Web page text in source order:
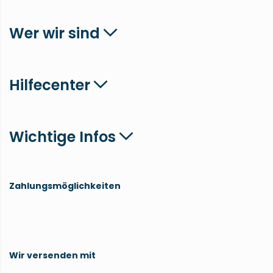
Wer wir sind
Hilfecenter
Wichtige Infos
Zahlungsmöglichkeiten
Wir versenden mit